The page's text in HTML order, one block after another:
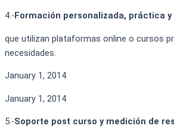
4.-Formación personalizada, práctica y
que utilizan plataformas online o cursos
necesidades.
January 1, 2014
January 1, 2014
5.-Soporte post curso y medición de